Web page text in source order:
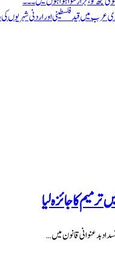
میں قید فلسطینی اور اردنی شہریوں کی
کا جائزہ لیا
بدعنوانی قانون میں …